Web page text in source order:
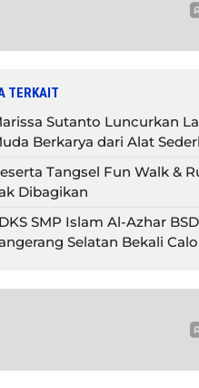
TERKAIT
Sutanto Luncurkan
Berkarya dari Alat
Tangsel Fun Walk &
Dibagikan
SMP Islam Al-Azhar
Selatan Bekali